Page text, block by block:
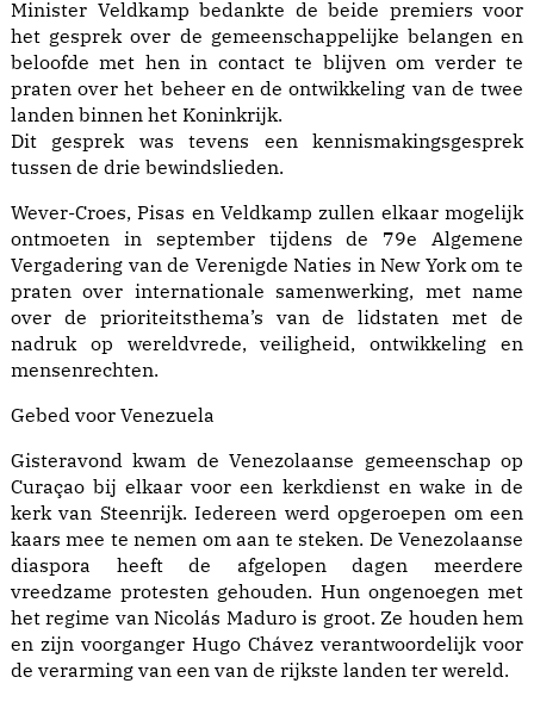
Minister Veldkamp bedankte de beide premiers voor
het gesprek over de gemeenschappelijke belangen en
beloofde met hen in contact te blijven om verder te
praten over het beheer en de ontwikkeling van de twee
landen binnen het Koninkrijk.
Dit gesprek was tevens een kennismakingsgesprek
tussen de drie bewindslieden.
Wever-Croes, Pisas en Veldkamp zullen elkaar mogelijk
ontmoeten in september tijdens de 79e Algemene
Vergadering van de Verenigde Naties in New York om te
praten over internationale samenwerking, met name
over de prioriteitsthema’s van de lidstaten met de
nadruk op wereldvrede, veiligheid, ontwikkeling en
mensenrechten.
Gebed voor Venezuela
Gisteravond kwam de Venezolaanse gemeenschap op
Curaçao bij elkaar voor een kerkdienst en wake in de
kerk van Steenrijk. Iedereen werd opgeroepen om een
kaars mee te nemen om aan te steken. De Venezolaanse
diaspora heeft de afgelopen dagen meerdere
vreedzame protesten gehouden. Hun ongenoegen met
het regime van Nicolás Maduro is groot. Ze houden hem
en zijn voorganger Hugo Chávez verantwoordelijk voor
de verarming van een van de rijkste landen ter wereld.